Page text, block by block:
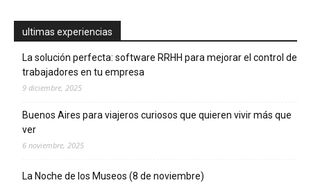
ultimas experiencias
La solución perfecta: software RRHH para mejorar el control de
trabajadores en tu empresa
9 diciembre, 2025
Buenos Aires para viajeros curiosos que quieren vivir más que
ver
6 noviembre, 2025
La Noche de los Museos (8 de noviembre)